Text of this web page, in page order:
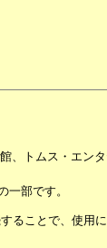
、トムス・エン
一部です。
ることで、使用